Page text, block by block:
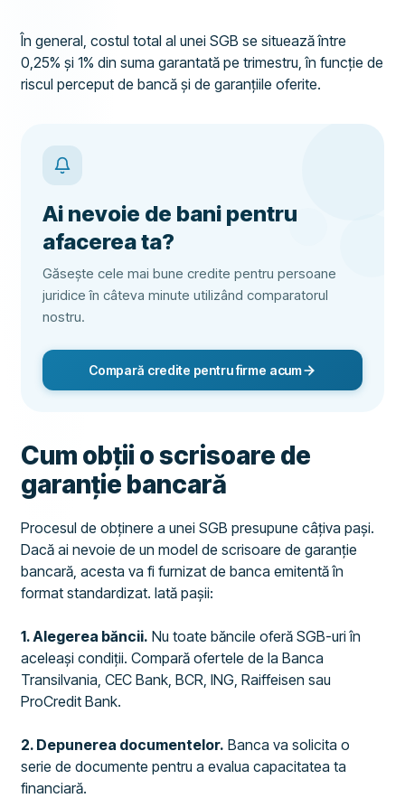
În general, costul total al unei SGB se situează între
0,25% și 1% din suma garantată pe trimestru, în funcție de
riscul perceput de bancă și de garanțiile oferite.
Ai nevoie de bani pentru
afacerea ta?
Găsește cele mai bune credite pentru persoane
juridice în câteva minute utilizând comparatorul
nostru.
Compară credite pentru firme acum
Cum obții o scrisoare de
garanție bancară
Procesul de obținere a unei SGB presupune câțiva pași.
Dacă ai nevoie de un model de scrisoare de garanție
bancară, acesta va fi furnizat de banca emitentă în
format standardizat. Iată pașii:
1. Alegerea băncii. Nu toate băncile oferă SGB-uri în
aceleași condiții. Compară ofertele de la Banca
Transilvania, CEC Bank, BCR, ING, Raiffeisen sau
ProCredit Bank.
2. Depunerea documentelor. Banca va solicita o
serie de documente pentru a evalua capacitatea ta
financiară.